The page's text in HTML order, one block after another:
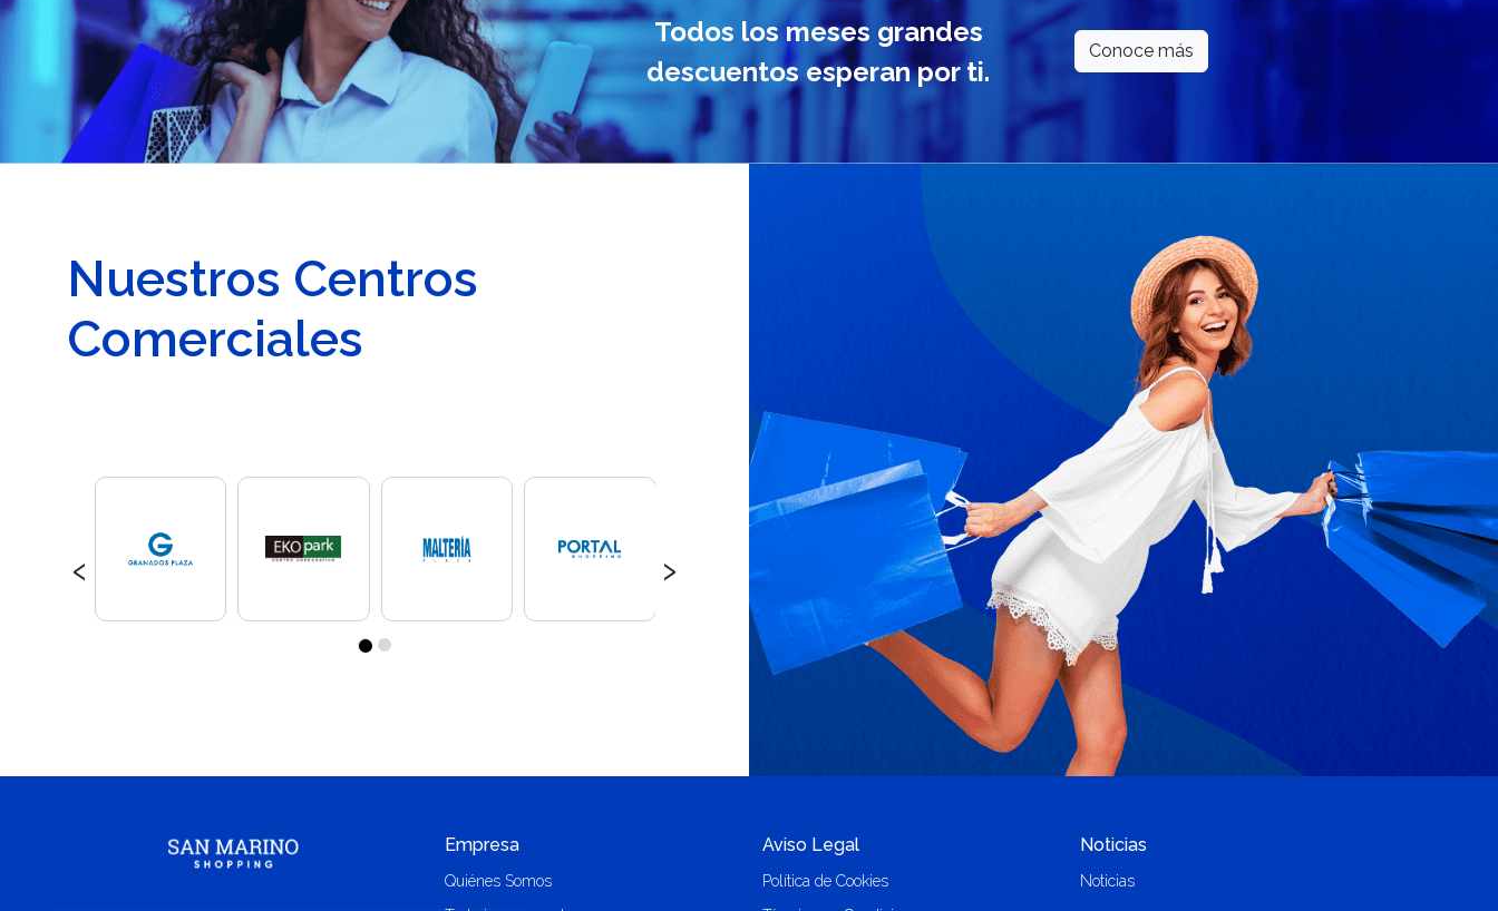
Todos los meses grandes
descuentos esperan por ti.
Conoce más
Nuestros Centros
Comerciales
‹ ›
Empresa
Quiénes Somos
Aviso Legal
Política de Cookies
Noticias
Noticias